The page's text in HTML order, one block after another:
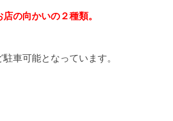
の向かいの２種類。
車可能となっています。